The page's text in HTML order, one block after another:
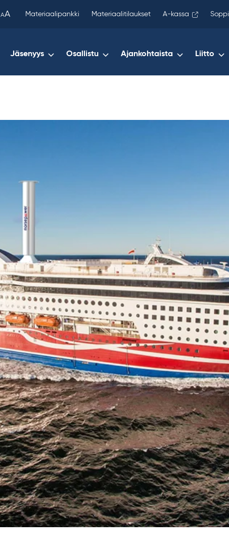
AA Materiaalipankki Materiaalitilaukset A-kassa Soppi
Jäsenyys Osallistu Ajankohtaista Liitto
copied
your
clipboard.)